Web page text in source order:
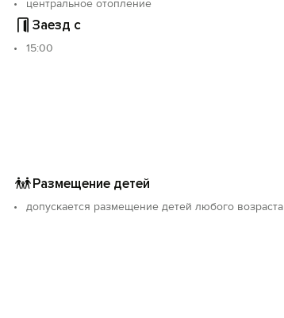
центральное отопление
Заезд с
15:00
Размещение детей
допускается размещение детей любого возраста